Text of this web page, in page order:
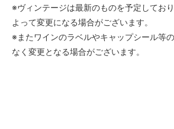
※ヴィンテージは最新のものを予定してお
よって変更になる場合がございます。
※またワインのラベルやキャップシール等
なく変更となる場合がございます。